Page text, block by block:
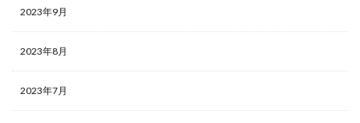
2023年9月
2023年8月
2023年7月